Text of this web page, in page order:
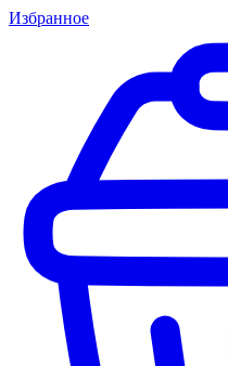
Избранное